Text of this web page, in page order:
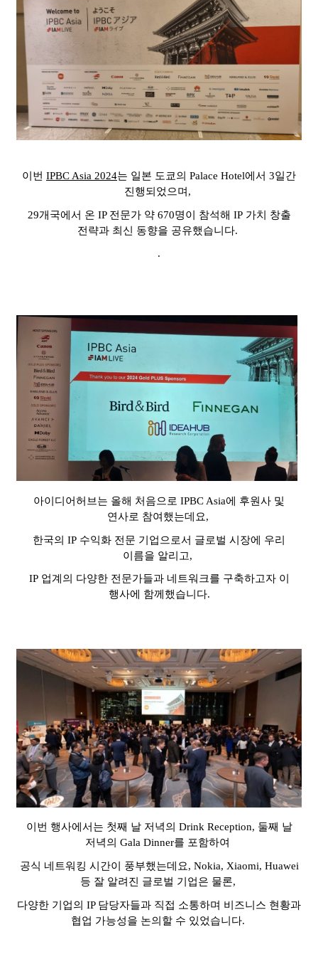
이번 IPBC Asia 2024는 일본 도쿄의 Palace Hotel에서 3일간
진행되었으며 ,
29개국에서 온 IP 전문가 약 670명이 참석해 IP 가치 창출
전략과 최신 동향을 공유했습니다.
.
아이디어허브는 올해 처음으로 IPBC Asia에 후원사 및
연사로 참여했는데요,
한국의 IP 수익화 전문 기업으로서 글로벌 시장에 우리
이름을 알리고,
IP 업계의 다양한 전문가들과 네트워크를 구축하고자 이
행사에 함께했습니다.
이번 행사에서는 첫째 날 저녁의 Drink Reception, 둘째 날
저녁의 Gala Dinner를 포함하여
공식 네트워킹 시간이 풍부했는데요, Nokia, Xiaomi, Huawei
등 잘 알려진 글로벌 기업은 물론,
다양한 기업의 IP 담당자들과 직접 소통하며 비즈니스 현황과
협업 가능성을 논의할 수 있었습니다.